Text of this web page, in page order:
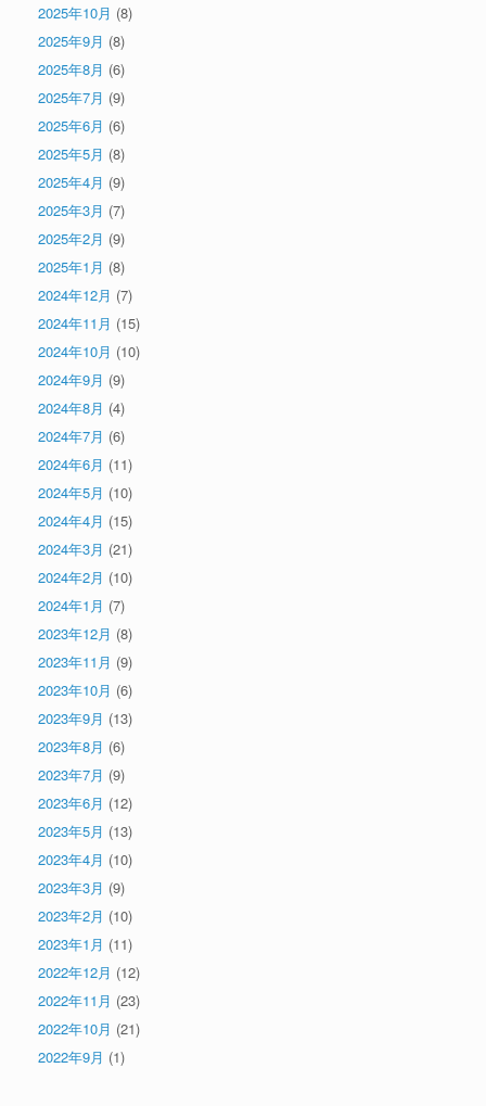
2025年10月 (8)
2025年9月 (8)
2025年8月 (6)
2025年7月 (9)
2025年6月 (6)
2025年5月 (8)
2025年4月 (9)
2025年3月 (7)
2025年2月 (9)
2025年1月 (8)
2024年12月 (7)
2024年11月 (15)
2024年10月 (10)
2024年9月 (9)
2024年8月 (4)
2024年7月 (6)
2024年6月 (11)
2024年5月 (10)
2024年4月 (15)
2024年3月 (21)
2024年2月 (10)
2024年1月 (7)
2023年12月 (8)
2023年11月 (9)
2023年10月 (6)
2023年9月 (13)
2023年8月 (6)
2023年7月 (9)
2023年6月 (12)
2023年5月 (13)
2023年4月 (10)
2023年3月 (9)
2023年2月 (10)
2023年1月 (11)
2022年12月 (12)
2022年11月 (23)
2022年10月 (21)
2022年9月 (1)